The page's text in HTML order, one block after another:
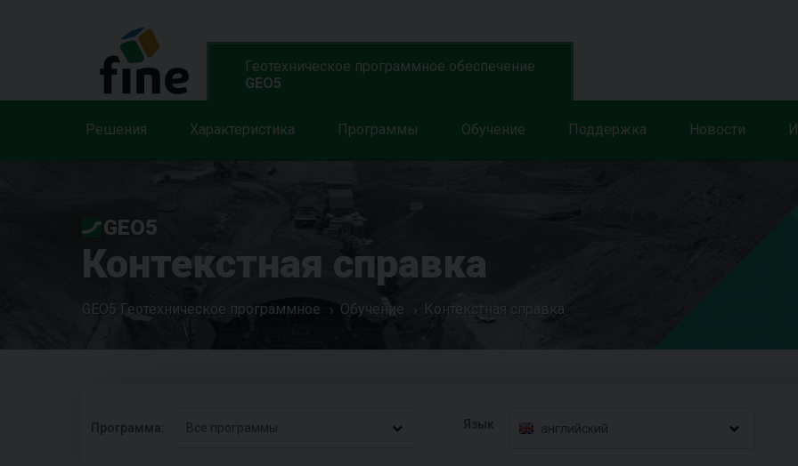
Геотехническое программное обеспечение
GEO5
Решения Характеристика Программы Обучение Поддержка Новости
GEO5
Контекстная справка
GEO5 Геотехническое программное Обучение Контекстная справка
Программа: Все программы Язык английский